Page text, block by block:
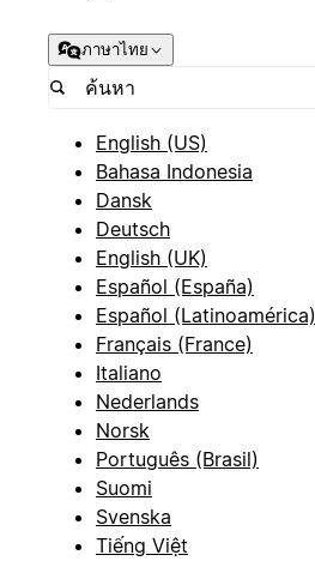
ภาษาไทย
English (US)
Bahasa Indonesia
Dansk
Deutsch
English (UK)
Español (España)
Español (Latinoamérica)
Français (France)
Italiano
Nederlands
Norsk
Português (Brasil)
Suomi
Svenska
Tiếng Việt